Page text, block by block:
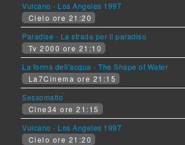
Vulcano - Los Angeles 1997
Cielo ore 21:20
Paradise - La strada per il paradiso
Tv 2000 ore 21:10
La forma dell'acqua - The Shape of Water
La7Cinema ore 21:15
Sessomatto
Cine34 ore 21:15
Vulcano - Los Angeles 1997
Cielo ore 21:20